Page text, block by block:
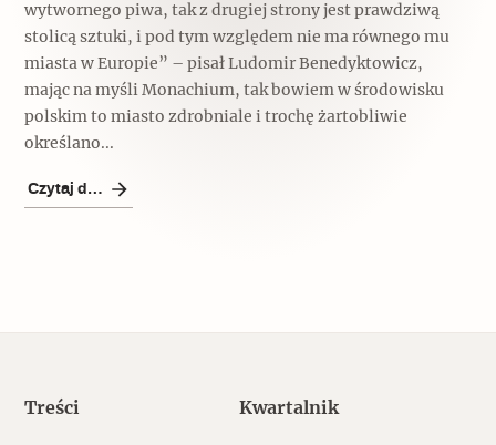
Archeologia
Szyb pierwszej windy w Warszawie
wytwornego piwa, tak z drugiej strony jest prawdziwą
stolicą sztuki, i pod tym względem nie ma równego mu
miasta w Europie” – pisał Ludomir Benedyktowicz,
mając na myśli Monachium, tak bowiem w środowisku
polskim to miasto zdrobniale i trochę żartobliwie
określano...
Czytaj dalej
Treści Kwartalnik